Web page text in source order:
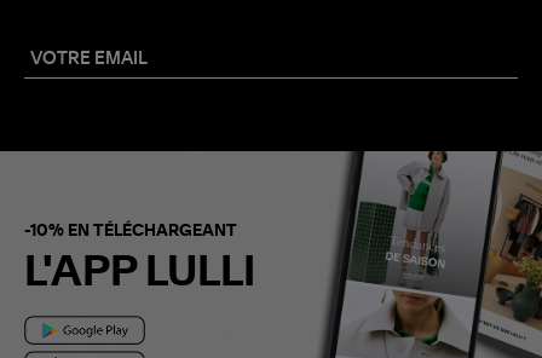
-10% EN TÉLÉCHARGEANT
L'APP LULLI